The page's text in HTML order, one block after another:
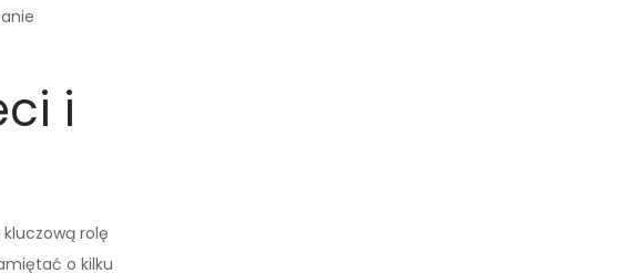
i
rolę
o kilku